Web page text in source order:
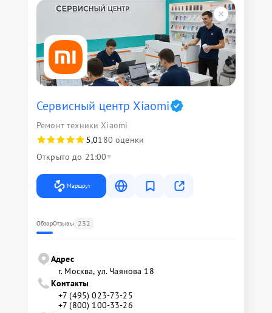
Сервисный центр Xiaomi
Ремонт техники Xiaomi
5,0180 оценки
Открыто до 21:00
Маршрут
ОбзорОтзывы 232
Адрес
г. Москва, ул. Чаянова 18
Контакты
+7 (495) 023-73-25
+7 (800) 100-33-26